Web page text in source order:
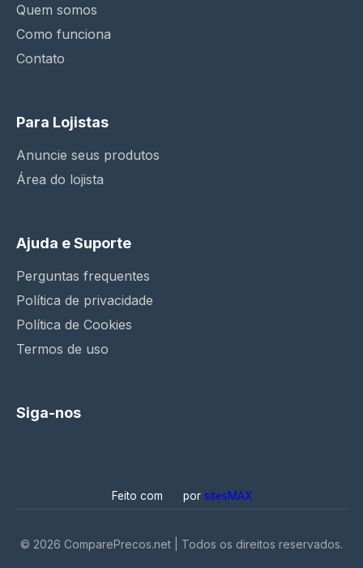
Quem somos
Como funciona
Contato
Para Lojistas
Anuncie seus produtos
Área do lojista
Ajuda e Suporte
Perguntas frequentes
Política de privacidade
Política de Cookies
Termos de uso
Siga-nos
Feito com por sitesMAX
© 2026 ComparePrecos.net | Todos os direitos reservados.